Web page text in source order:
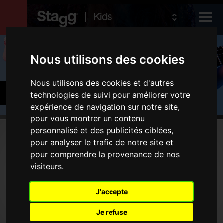
Nous utilisons des cookies
Nous utilisons des cookies et d'autres
technologies de suivi pour améliorer votre
expérience de navigation sur notre site,
pour vous montrer un contenu
personnalisé et des publicités ciblées,
pour analyser le trafic de notre site et
pour comprendre la provenance de nos
visiteurs.
J'accepte
Je refuse
Kids
Audio &
Lighting
Produits
Guitares et basses
Produits
Guitares électriques
Guitares acoustiques
Housses et étuis
Amplificateurs